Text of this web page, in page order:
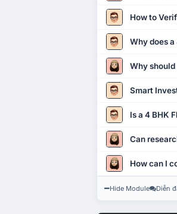
How to
Why does
Why should
Smart
Is a 4 BHK
Can
How can I
Hide Module Diễn